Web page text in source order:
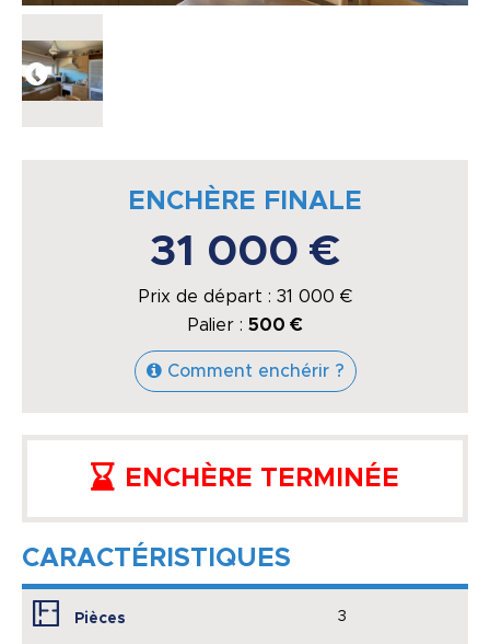
ENCHÈRE FINALE
31 000 €
Prix de départ : 31 000 €
Palier : 500 €
Comment enchérir ?
ENCHÈRE TERMINÉE
CARACTÉRISTIQUES
Pièces 3